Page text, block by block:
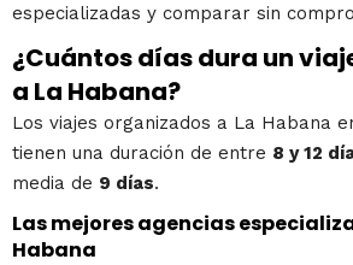
especializadas y comparar sin
¿Cuántos días dura un
a La Habana?
Los viajes organizados a La Habana
tienen una duración de entre 8 y 12
media de 9 días.
Las mejores agencias
Habana